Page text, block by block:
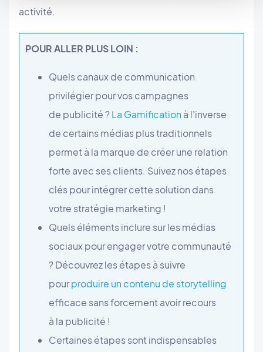
activité.
POUR ALLER PLUS LOIN :
Quels canaux de communication
privilégier pour vos campagnes
de publicité ?La Gamificationà l'inverse
de certains médias plus traditionnels
permet à la marque de créer une relation
forte avec ses clients. Suivez nos étapes
clés pour intégrer cette solution dans
votre stratégie marketing !
Quels éléments inclure sur les médias
sociaux pour engager votre communauté
? Découvrez les étapes à suivre
pourproduire un contenu de storytelling
efficace sans forcement avoir recours
à la publicité !
Certaines étapes sont indispensables